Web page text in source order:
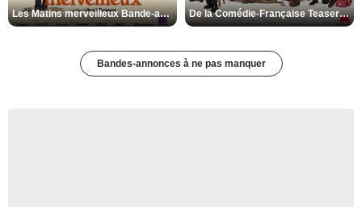
Les Matins merveilleux Bande-annonce VF De la Comédie-Française Teaser VF
Bandes-annonces à ne pas manquer